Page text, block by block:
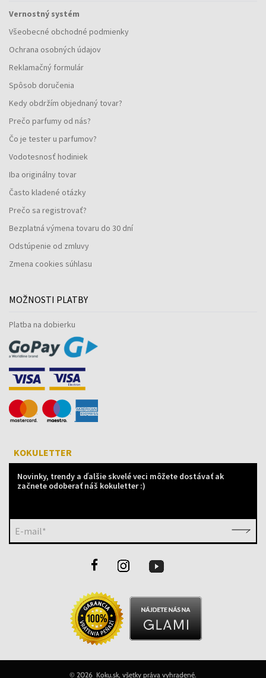
Vernostný systém
Všeobecné obchodné podmienky
Ochrana osobných údajov
Reklamačný formulár
Spôsob doručenia
Kedy obdržím objednaný tovar?
Prečo parfumy od nás?
Čo je tester u parfumov?
Vodotesnosť hodiniek
Iba originálny tovar
Často kladené otázky
Prečo sa registrovať?
Bezplatná výmena tovaru do 30 dní
Odstúpenie od zmluvy
Zmena cookies súhlasu
MOŽNOSTI PLATBY
Platba na dobierku
KOKULETTER
Novinky, trendy a ďalšie skvelé veci môžete dostávať ak
začnete odoberať náš kokuletter :)
E-mail*
© 2026 Koku.sk, všetky práva vyhradené.